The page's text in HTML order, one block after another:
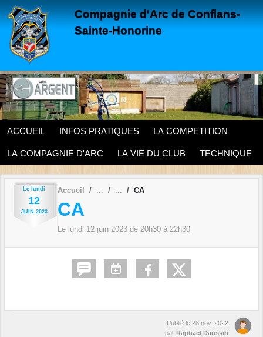
Compagnie d'Arc de Conflans-
Sainte-Honorine
ACCUEIL INFOS PRATIQUES LA COMPETITION
LA COMPAGNIE D'ARC LA VIE DU CLUB TECHNIQUE
Le lundi
12
JUIN 2023
Accueil CA
CA
Le lundi 12 juin 2023 de 20h30 à 22h30
Publié le 28 nov. 2022
par Raphael Daussin
Panneau de gestion des cookies